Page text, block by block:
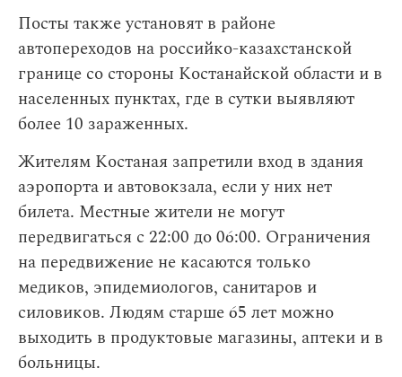
Посты также установят в районе
автопереходов на российко-казахстанской
границе со стороны Костанайской области и в
населенных пунктах, где в сутки выявляют
более 10 зараженных.
Жителям Костаная запретили вход в здания
аэропорта и автовокзала, если у них нет
билета. Местные жители не могут
передвигаться с 22:00 до 06:00. Ограничения
на передвижение не касаются только
медиков, эпидемиологов, санитаров и
силовиков. Людям старше 65 лет можно
выходить в продуктовые магазины, аптеки и в
больницы.